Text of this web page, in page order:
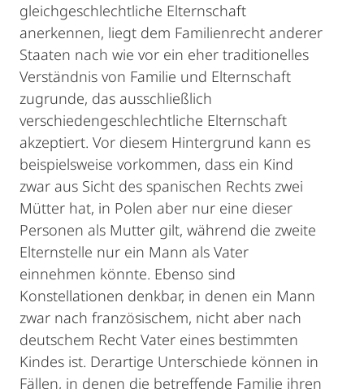
gleichgeschlechtliche Elternschaft
anerkennen, liegt dem Familienrecht anderer
Staaten nach wie vor ein eher traditionelles
Verständnis von Familie und Elternschaft
zugrunde, das ausschließlich
verschiedengeschlechtliche Elternschaft
akzeptiert. Vor diesem Hintergrund kann es
beispielsweise vorkommen, dass ein Kind
zwar aus Sicht des spanischen Rechts zwei
Mütter hat, in Polen aber nur eine dieser
Personen als Mutter gilt, während die zweite
Elternstelle nur ein Mann als Vater
einnehmen könnte. Ebenso sind
Konstellationen denkbar, in denen ein Mann
zwar nach französischem, nicht aber nach
deutschem Recht Vater eines bestimmten
Kindes ist. Derartige Unterschiede können in
Fällen, in denen die betreffende Familie ihren